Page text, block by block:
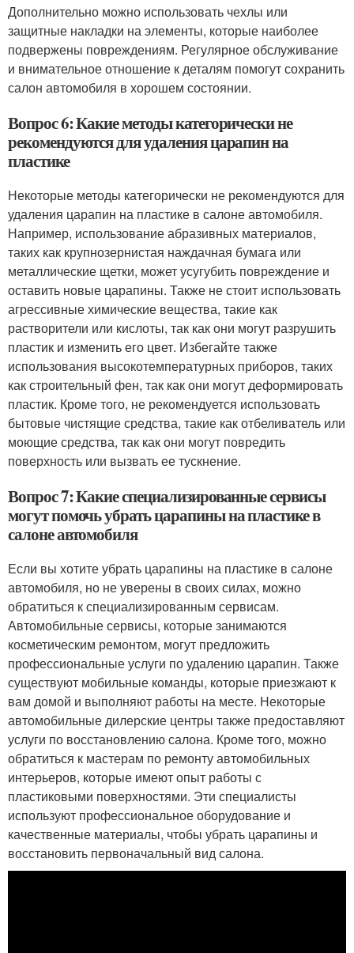
Дополнительно можно использовать чехлы или
защитные накладки на элементы, которые наиболее
подвержены повреждениям. Регулярное обслуживание
и внимательное отношение к деталям помогут сохранить
салон автомобиля в хорошем состоянии.
Вопрос 6: Какие методы категорически не
рекомендуются для удаления царапин на
пластике
Некоторые методы категорически не рекомендуются для
удаления царапин на пластике в салоне автомобиля.
Например, использование абразивных материалов,
таких как крупнозернистая наждачная бумага или
металлические щетки, может усугубить повреждение и
оставить новые царапины. Также не стоит использовать
агрессивные химические вещества, такие как
растворители или кислоты, так как они могут разрушить
пластик и изменить его цвет. Избегайте также
использования высокотемпературных приборов, таких
как строительный фен, так как они могут деформировать
пластик. Кроме того, не рекомендуется использовать
бытовые чистящие средства, такие как отбеливатель или
моющие средства, так как они могут повредить
поверхность или вызвать ее тускнение.
Вопрос 7: Какие специализированные сервисы
могут помочь убрать царапины на пластике в
салоне автомобиля
Если вы хотите убрать царапины на пластике в салоне
автомобиля, но не уверены в своих силах, можно
обратиться к специализированным сервисам.
Автомобильные сервисы, которые занимаются
косметическим ремонтом, могут предложить
профессиональные услуги по удалению царапин. Также
существуют мобильные команды, которые приезжают к
вам домой и выполняют работы на месте. Некоторые
автомобильные дилерские центры также предоставляют
услуги по восстановлению салона. Кроме того, можно
обратиться к мастерам по ремонту автомобильных
интерьеров, которые имеют опыт работы с
пластиковыми поверхностями. Эти специалисты
используют профессиональное оборудование и
качественные материалы, чтобы убрать царапины и
восстановить первоначальный вид салона.